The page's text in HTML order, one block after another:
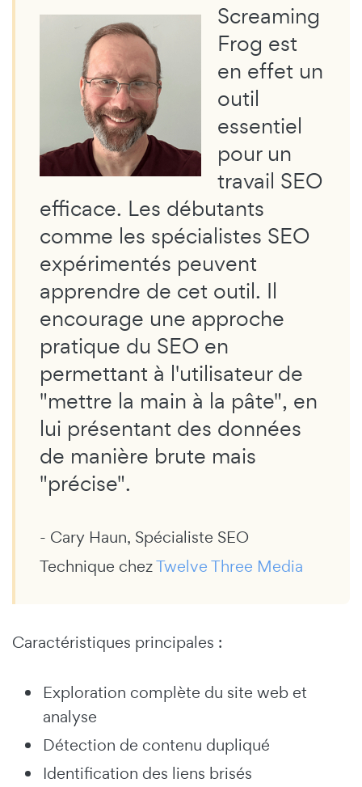
Screaming
Frog est
en effet un
outil
essentiel
pour un
travail SEO
efficace. Les débutants
comme les spécialistes SEO
expérimentés peuvent
apprendre de cet outil. Il
encourage une approche
pratique du SEO en
permettant à l'utilisateur de
"mettre la main à la pâte", en
lui présentant des données
de manière brute mais
"précise".
- Cary Haun, Spécialiste SEO
Technique chezTwelve Three Media
Caractéristiques principales :
Exploration complète du site web et
analyse
Détection de contenu dupliqué
Identification des liens brisés